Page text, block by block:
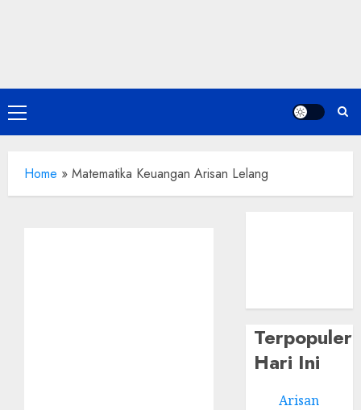
Primary
Menu
Home » Matematika Keuangan Arisan Lelang
Terpopuler
Hari Ini
Arisan